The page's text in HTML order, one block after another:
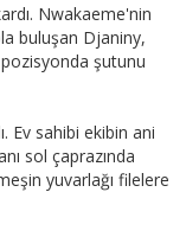
Nwakaeme'nin
buluşan Djaniny,
pozisyonda şutunu
Ev sahibi ekibin ani
sol çaprazında
yuvarlağı filelere